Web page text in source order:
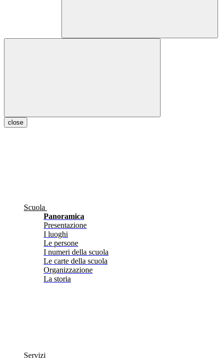
close
Scuola
Panoramica
Presentazione
I luoghi
Le persone
I numeri della scuola
Le carte della scuola
Organizzazione
La storia
Servizi